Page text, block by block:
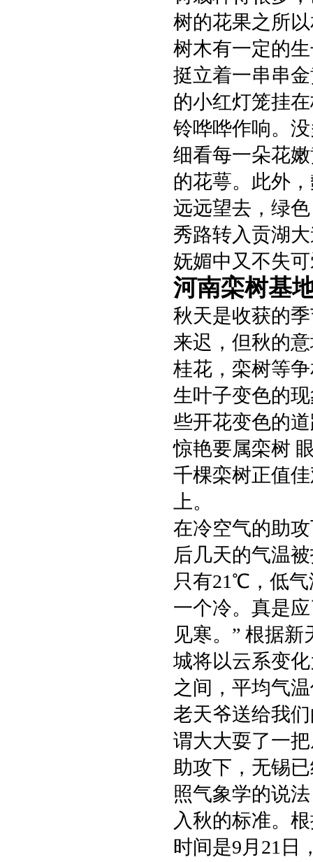
树的花果之所
树木有一定的
挺立着一串串
的小红灯笼挂
铃哗哗作响。
细看每一朵花
的花萼。此外
远远望去，绿
秀路转入贡湖
妩媚中又不失
河南栾树基
秋天是收获的
来迟，但秋的
桂花，栾树等
生叶子变色的
些开花变色的
惊艳要属栾树
千棵栾树正值
上。
在冷空气的助
后几天的气温
只有21℃，低
一个冷。真是
见寒。” 根据
城将以云系变
之间，平均气
老天爷送给我
谓大大耍了一
助攻下，无锡
照气象学的说
入秋的标准。
时间是9月21日